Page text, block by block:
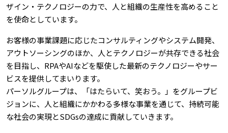
ザイン・テクノロジーの力で、人と組織の生産性を高めること
を使命としています。
お客様の事業課題に応じたコンサルティングやシステム開発、
アウトソーシングのほか、人とテクノロジーが共存できる社会
を目指し、RPAやAIなどを駆使した最新のテクノロジーやサー
ビスを提供してまいります。
パーソルグループは、「はたらいて、笑おう。」をグループビ
ジョンに、人と組織にかかわる多様な事業を通じて、持続可能
な社会の実現とSDGsの達成に貢献していきます。